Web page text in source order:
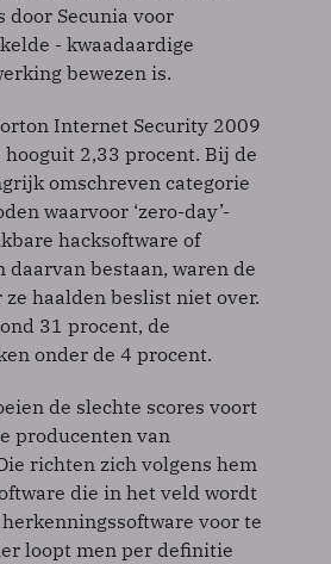
door Secunia voor
- kwaadaardige
bewezen is.
Internet Security 2009
hooguit 2,33 procent. Bij de
omschreven categorie
waarvoor ‘zero-day’-
hacksoftware of
bestaan, waren de
ze haalden beslist niet over.
31 procent, de
onder de 4 procent.
de slechte scores voort
producenten van
richten zich volgens hem
die in het veld wordt
voor te
loopt men per definitie